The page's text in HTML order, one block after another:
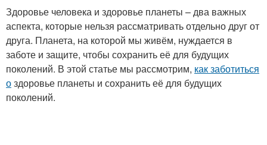
Здоровье человека и здоровье планеты – два важных
аспекта, которые нельзя рассматривать отдельно друг от
друга. Планета, на которой мы живём, нуждается в
заботе и защите, чтобы сохранить её для будущих
поколений. В этой статье мы рассмотрим, как заботиться
оздоровье планеты и сохранить её для будущих
поколений.